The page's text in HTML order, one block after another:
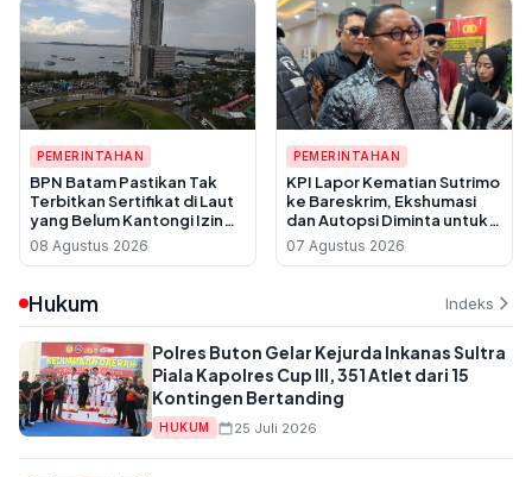
PEMERINTAHAN
BPN Batam Pastikan Tak
Terbitkan Sertifikat di Laut
yang Belum Kantongi Izin
Reklamasi
08 Agustus 2026
PEMERINTAHAN
KPI Lapor Kematian Sutrimo
ke Bareskrim, Ekshumasi
dan Autopsi Diminta untuk
Usut Dugaan Pembunuhan
07 Agustus 2026
Hukum Indeks
Polres Buton Gelar Kejurda Inkanas Sultra
Piala Kapolres Cup III, 351 Atlet dari 15
Kontingen Bertanding
HUKUM 25 Juli 2026